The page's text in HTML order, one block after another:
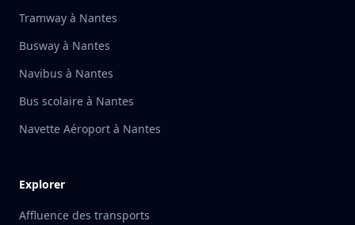
Tramway à Nantes
Busway à Nantes
Navibus à Nantes
Bus scolaire à Nantes
Navette Aéroport à Nantes
Explorer
Affluence des transports